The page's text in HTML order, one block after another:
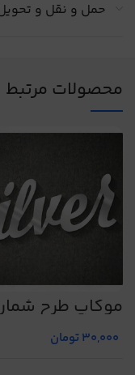
حمل و نقل و
محصولات مرتبط
موکاپ طرح
5007
30,000تومان